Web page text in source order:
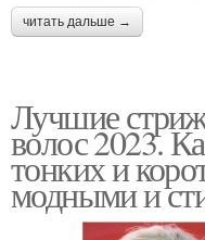
читать дальше →
Лучшие
волос 2023.
тонких и
модными и